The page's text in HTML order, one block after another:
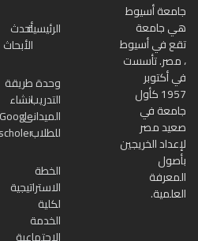
جامعة أسيوط
هي جامعة
تقع في أسيوط
، مصر. تأسست
في أكتوبر
1957 كأول
جامعة في
صعيد مصر
لإعداد الخريجين
بأصول
المعرفة
العلمية.
الرئيسيةأحدث
الأبحاث
وحدة
التدريب
الميدانى
للطلاب
طريقة
انشاء
Google
scholer
الخطة
الاستراتيجية
لكلية
الخدمة